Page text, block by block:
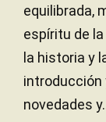
equilibrada,
espíritu de
la historia y
introducción
novedades